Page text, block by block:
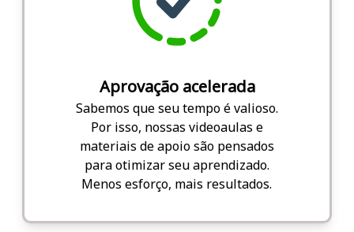
Aprovação acelerada
Sabemos que seu tempo é valioso.
Por isso, nossas videoaulas e
materiais de apoio são pensados
para otimizar seu aprendizado.
Menos esforço, mais resultados.